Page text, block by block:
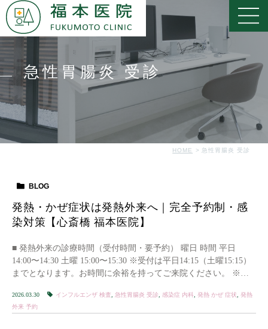
急性胃腸炎 受診
HOME 急性胃腸炎 受診
BLOG
発熱・かぜ症状は発熱外来へ｜完全予約制・感
染対策【心斎橋 福本医院】
■ 発熱外来の診療時間（受付時間・要予約） 曜日 時間 平日
14:00〜14:30 土曜 15:00〜15:30 ※受付は平日14:15（土曜15:15）
までとなります。お時間に余裕を持ってご来院ください。 ※上
2026.03.30 インフルエンザ 検査 急性胃腸炎 受診 感染症 内科 発熱 かぜ 症状
発熱
外来 予約